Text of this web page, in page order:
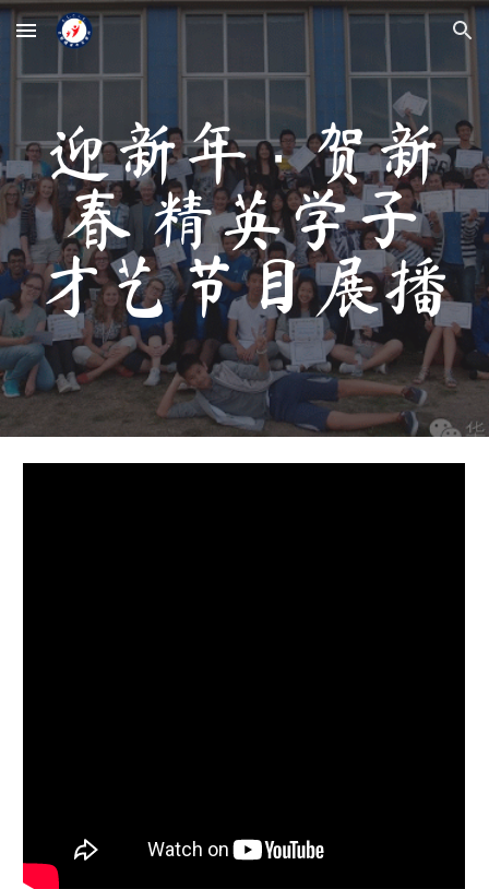
Skip to main content Skip to navigation
迎新年 · 贺新
春 精英学子
才艺节目展播